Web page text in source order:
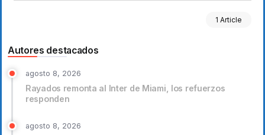
1 Article
Autores destacados
agosto 8, 2026
Rayados remonta al Inter de Miami, los refuerzos
responden
agosto 8, 2026